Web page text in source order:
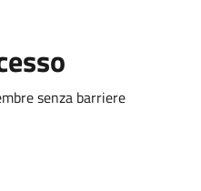
senza barriere